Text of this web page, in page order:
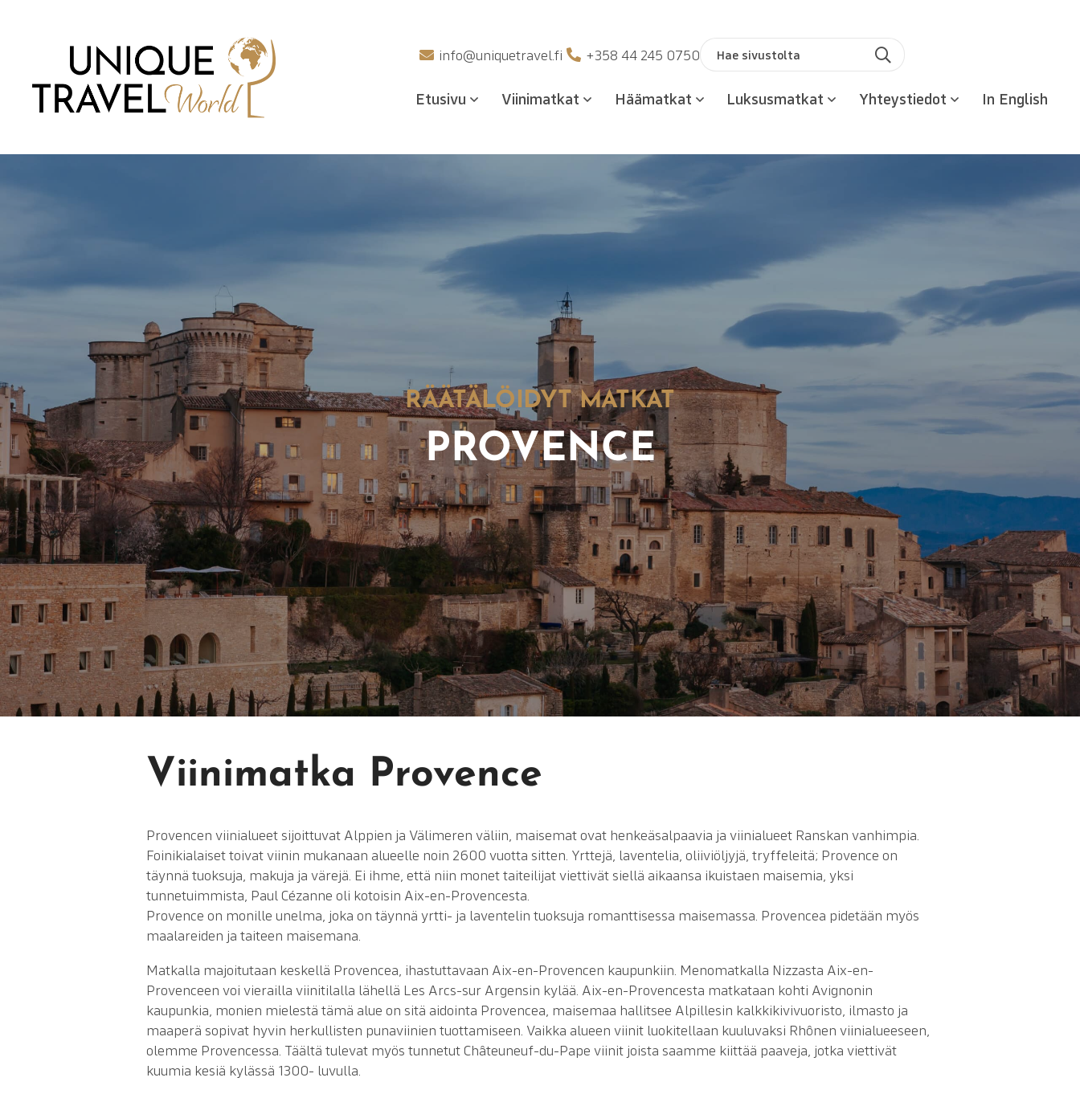
info@uniquetravel.fi +358 44 245 0750Haku: Hae
Etusivu Viinimatkat Häämatkat Luksusmatkat Yhteystiedot In English
RÄÄTÄLÖIDYT MATKAT
PROVENCE
Viinimatka Provence
Provencen viinialueet sijoittuvat Alppien ja Välimeren väliin, maisemat ovat henkeäsalpaavia ja viinialueet Ranskan vanhimpia.
Foinikialaiset toivat viinin mukanaan alueelle noin 2600 vuotta sitten. Yrttejä, laventelia, oliiviöljyjä, tryffeleitä; Provence on
täynnä tuoksuja, makuja ja värejä. Ei ihme, että niin monet taiteilijat viettivät siellä aikaansa ikuistaen maisemia, yksi
tunnetuimmista, Paul Cézanne oli kotoisin Aix-en-Provencesta.
Provence on monille unelma, joka on täynnä yrtti- ja laventelin tuoksuja romanttisessa maisemassa. Provencea pidetään myös
maalareiden ja taiteen maisemana.
Matkalla majoitutaan keskellä Provencea, ihastuttavaan Aix-en-Provencen kaupunkiin. Menomatkalla Nizzasta Aix-en-
Provenceen voi vierailla viinitilalla lähellä Les Arcs-sur Argensin kylää. Aix-en-Provencesta matkataan kohti Avignonin
kaupunkia, monien mielestä tämä alue on sitä aidointa Provencea, maisemaa hallitsee Alpillesin kalkkikivivuoristo, ilmasto ja
maaperä sopivat hyvin herkullisten punaviinien tuottamiseen. Vaikka alueen viinit luokitellaan kuuluvaksi Rhônen viinialueeseen,
olemme Provencessa. Täältä tulevat myös tunnetut Châteuneuf-du-Pape viinit joista saamme kiittää paaveja, jotka viettivät
kuumia kesiä kylässä 1300- luvulla.